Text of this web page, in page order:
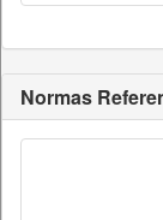
Normas